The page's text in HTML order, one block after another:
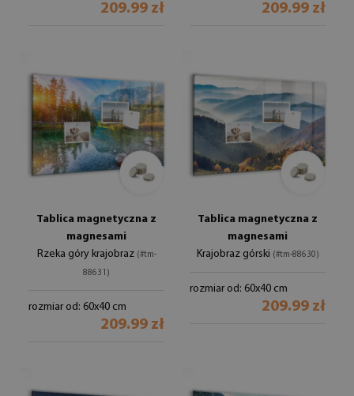
209.99 zł 209.99 zł
Tablica magnetyczna z
magnesami
Rzeka góry krajobraz (#tm-
88631)
rozmiar od: 60x40 cm
209.99 zł
Tablica magnetyczna z
magnesami
Krajobraz górski (#tm-88630)
rozmiar od: 60x40 cm
209.99 zł